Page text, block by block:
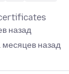
назад
месяцев назад